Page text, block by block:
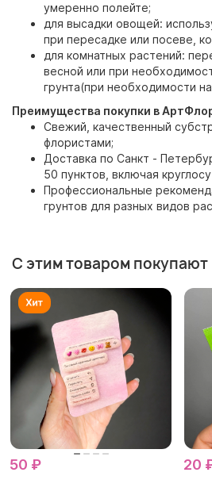
умеренно полейте;
для высадки овощей:
при пересадке или посеве,
для комнатных растений:
весной или при
грунта(при необходимости
Преимущества покупки в
Свежий, качественный
флористами;
Доставка по Санкт -
50 пунктов, включая
Профессиональные
грунтов для разных видов
С этим товаром покупают
50 ₽ 20